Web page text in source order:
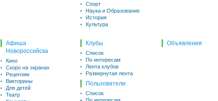
Спорт
Наука и Образование
История
Культура
Афиша
Новороссийска
Кино
Скоро на экранах
Рецензии
Викторины
Для детей
Театр
Клубы
Список
По интересам
Лента клубов
Развернутая лента
Пользователи
Список
Объявления